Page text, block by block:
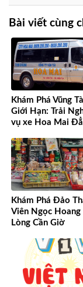
Bài viết cùng
Khám Phá Vũng
Giới Hạn: Trải
vụ xe Hoa Mai
Khám Phá Đảo
Viên Ngọc Hoang
Lòng Cần Giờ